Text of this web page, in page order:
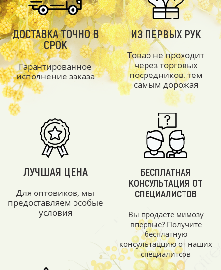
ДОСТАВКА ТОЧНО В
СРОК
Гарантированное
исполнение заказа
ИЗ ПЕРВЫХ РУК
Товар не проходит
через торговых
посредников, тем
самым дорожая
ЛУЧШАЯ ЦЕНА
Для оптовиков, мы
предоставляем особые
условия
БЕСПЛАТНАЯ
КОНСУЛЬТАЦИЯ ОТ
СПЕЦИАЛИСТОВ
Вы продаете мимозу
впервые? Получите
бесплатную
консультаццию от наших
специалитсов